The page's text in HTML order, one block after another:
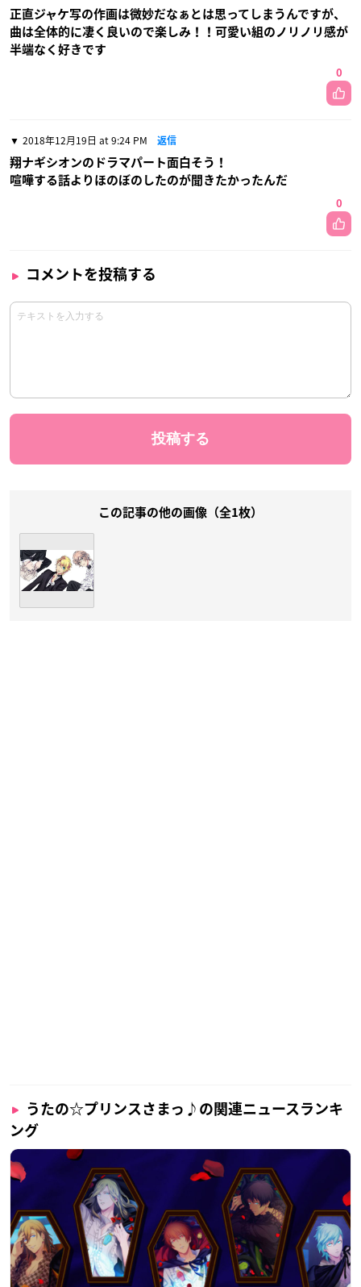
正直ジャケ写の作画は微妙だなぁとは思ってしまうんですが、
曲は全体的に凄く良いので楽しみ！！可愛い組のノリノリ感が
半端なく好きです
0
2018年12月19日 at 9:24 PM 返信
翔ナギシオンのドラマパート面白そう！
喧嘩する話よりほのぼのしたのが聞きたかったんだ
0
コメントを投稿する
この記事の他の画像（全1枚）
うたの☆プリンスさまっ♪の関連ニュースランキ
ング